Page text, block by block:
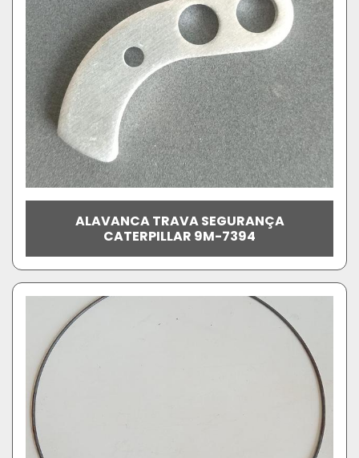
ALAVANCA TRAVA SEGURANÇA
CATERPILLAR 9M-7394